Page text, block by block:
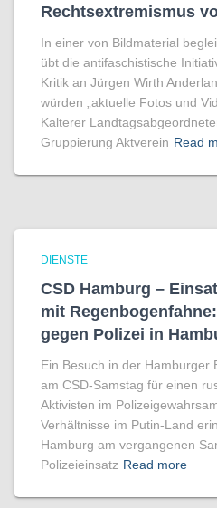
Rechtsextremismus
In einer von Bildmaterial
übt die antifaschistische
Kritik an Jürgen Wirth
würden „aktuelle Fotos und
Kalterer
Gruppierung Aktverein Read
DIENSTE
CSD Hamburg –
mit
gegen Polizei in
Ein Besuch in der Hamburger
am CSD-Samstag für einen
Aktivisten im
Verhältnisse im Putin-Land
Hamburg am vergangenen
Polizeieinsatz Read more